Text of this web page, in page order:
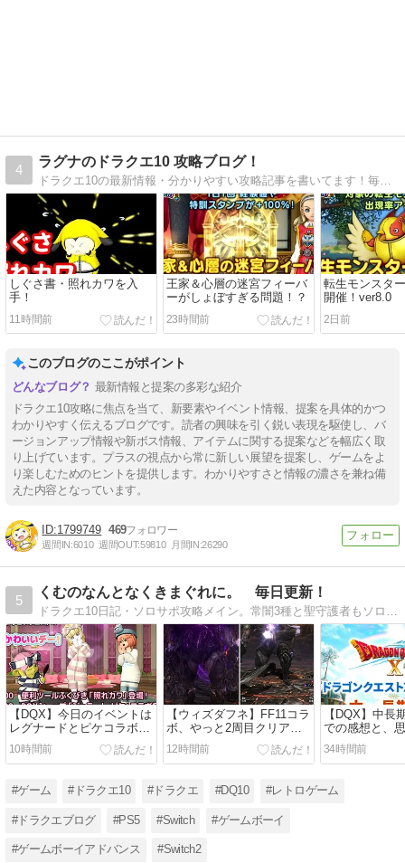
4
ラグナのドラクエ10 攻略ブログ！
ドラクエ10の最新情報・分かりやすい攻略記事を書いてます！毎日更新！
しぐさ書・照れカワを入
手！
11時間前
王家＆心層の迷宮フィーバ
ーがしょぼすぎる問題！？
23時間前
転生モンスタ
開催！ver8.0
2日前
このブログのここがポイント
最新情報と提案の多彩な紹介
ドラクエ10攻略に焦点を当て、新要素やイベント情報、提案を具体的かつ
わかりやすく伝えるブログです。読者の興味を引く鋭い表現を駆使し、バ
ージョンアップ情報や新ボス情報、アイテムに関する提案などを幅広く取
り上げています。プラスの視点から常に新しい展望を提案し、ゲームをよ
り楽しむためのヒントを提供します。わかりやすさと情報の濃さを兼ね備
えた内容となっています。
1799749 469
週間IN:6010 週間OUT:59810 月間IN:26290
5
くむのなんとなくきまぐれに。 毎日更新！
【DQX】今日のイベントは
レグナードとピケコラボ、
他、鎌スパスタ育成日記
10時間前
【ウィズダフネ】FF11コラ
ボ、やっと2周目クリアし
たお話【第77話】
12時間前
【DQX】中長
での感想と、
【ドラクエ愛】
34時間前
#ゲーム #ドラクエ10 #ドラクエ #DQ10 #レトロゲーム
#ドラクエブログ #PS5 #Switch #ゲームボーイ
#ゲームボーイアドバンス #Switch2